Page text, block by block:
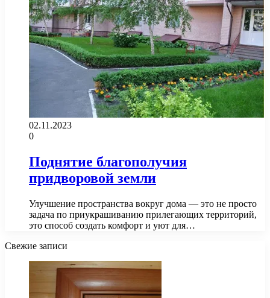
02.11.2023
0
Поднятие благополучия
придворовой земли
Улучшение пространства вокруг дома — это не просто
задача по приукрашиванию прилегающих территорий,
это способ создать комфорт и уют для…
Свежие записи